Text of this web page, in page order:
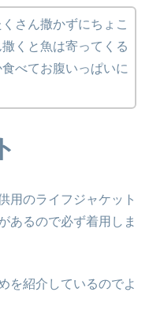
さん撒かずにちょこ
くと魚は寄ってくる
べてお腹いっぱいに
用のライフジャケット
あるので必ず着用しま
を紹介しているのでよ